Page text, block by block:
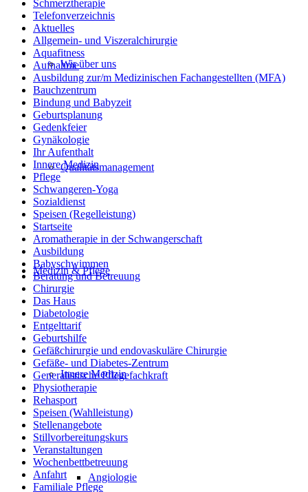
Wir über uns
Qualitätsmanagement
Medizin & Pflege
Innere Medizin
Angiologie
Schmerztherapie
Telefonverzeichnis
Aktuelles
Allgemein- und Viszeralchirurgie
Aquafitness
Aufnahme
Ausbildung zur/m Medizinischen Fachangestellten (MFA)
Bauchzentrum
Bindung und Babyzeit
Geburtsplanung
Gedenkfeier
Gynäkologie
Ihr Aufenthalt
Innere Medizin
Pflege
Schwangeren-Yoga
Sozialdienst
Speisen (Regelleistung)
Startseite
Aromatherapie in der Schwangerschaft
Ausbildung
Babyschwimmen
Beratung und Betreuung
Chirurgie
Das Haus
Diabetologie
Entgelttarif
Geburtshilfe
Gefäßchirurgie und endovaskuläre Chirurgie
Gefäße- und Diabetes-Zentrum
Generalistische Pflegefachkraft
Physiotherapie
Rehasport
Speisen (Wahlleistung)
Stellenangebote
Stillvorbereitungskurs
Veranstaltungen
Wochenbettbetreuung
Anfahrt
Familiale Pflege